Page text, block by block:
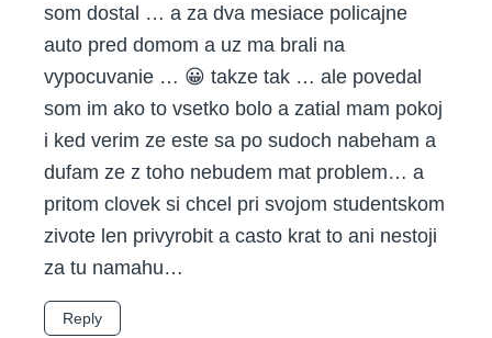
som dostal … a za dva mesiace policajne
auto pred domom a uz ma brali na
vypocuvanie … 😀 takze tak … ale povedal
som im ako to vsetko bolo a zatial mam pokoj
i ked verim ze este sa po sudoch nabeham a
dufam ze z toho nebudem mat problem… a
pritom clovek si chcel pri svojom studentskom
zivote len privyrobit a casto krat to ani nestoji
za tu namahu…
Reply